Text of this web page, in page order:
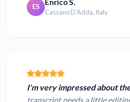
ES Enrico S.
Cassano D'Adda, Italy
I'm very impressed about
transcript needs a little